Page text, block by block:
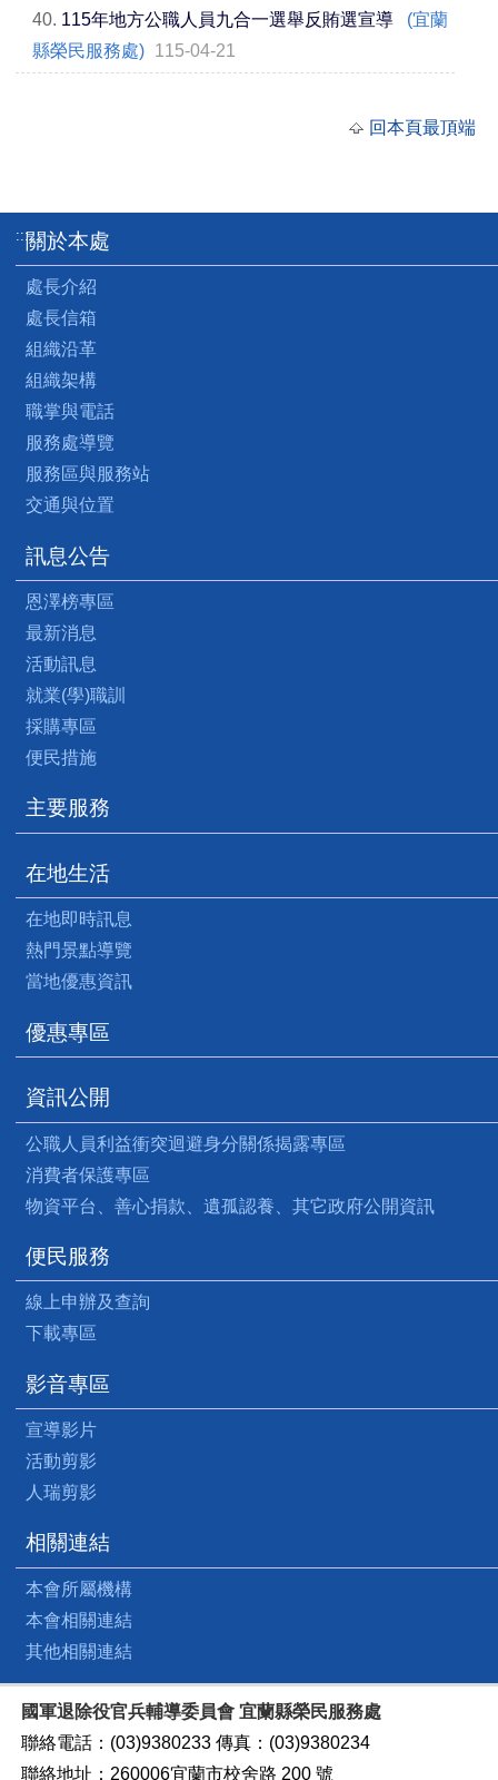
40. 115年地方公職人員九合一選舉反賄選宣導
(宜蘭
縣榮民服務處) 115-04-21
回本頁最頂端
:::關於本處
處長介紹
處長信箱
組織沿革
組織架構
職掌與電話
服務處導覽
服務區與服務站
交通與位置
訊息公告
恩澤榜專區
最新消息
活動訊息
就業(學)職訓
採購專區
便民措施
主要服務
在地生活
在地即時訊息
熱門景點導覽
當地優惠資訊
優惠專區
資訊公開
公職人員利益衝突迴避身分關係揭露專區
消費者保護專區
物資平台、善心捐款、遺孤認養、其它政府公開資訊
便民服務
線上申辦及查詢
下載專區
影音專區
宣導影片
活動剪影
人瑞剪影
相關連結
本會所屬機構
本會相關連結
其他相關連結
國軍退除役官兵輔導委員會 宜蘭縣榮民服務處
聯絡電話：(03)9380233 傳真：(03)9380234
聯絡地址：260006宜蘭市校舍路 200 號